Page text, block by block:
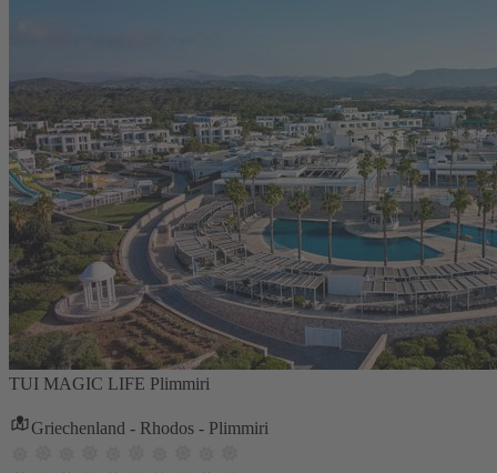
TUI MAGIC LIFE Plimmiri
Griechenland - Rhodos - Plimmiri